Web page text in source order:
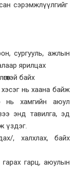
сэрэмжлүүлгийг
сургууль, ажлын
ярилцах
байх
хэсэг нь хаана байж
нь хамгийн аюул
энд тавилга, эд
үздэг.
, халхлах, байх
гарц, аюулын